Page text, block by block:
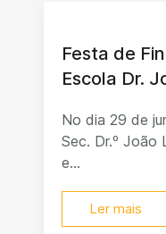
Festa de
Escola Dr.
No dia 29 de
Sec. Dr.º João
e...
Ler mais